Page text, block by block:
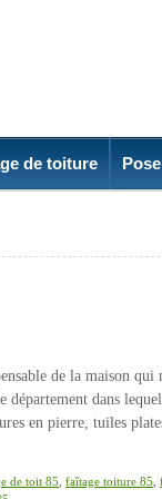
de toiture
de la maison qui
dans
en pierre, tuiles
de toit 85 faîtage toiture 85